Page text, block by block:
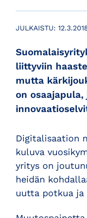
JULKAISTU:
liittyviin
mutta
on
Digitalisaation
kuluva
yritys on
heidän
uutta potkua ja